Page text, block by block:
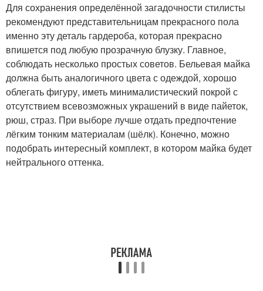
Для сохранения определённой загадочности стилисты
рекомендуют представительницам прекрасного пола
именно эту деталь гардероба, которая прекрасно
впишется под любую прозрачную блузку. Главное,
соблюдать несколько простых советов. Бельевая майка
должна быть аналогичного цвета с одеждой, хорошо
облегать фигуру, иметь минималистический покрой с
отсутствием всевозможных украшений в виде пайеток,
рюш, страз. При выборе лучше отдать предпочтение
лёгким тонким материалам (шёлк). Конечно, можно
подобрать интересный комплект, в котором майка будет
нейтрального оттенка.